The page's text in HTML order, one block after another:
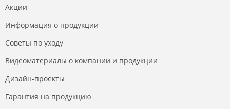
Акции
Информация о продукции
Советы по уходу
Видеоматериалы о компании и продукции
Дизайн-проекты
Гарантия на продукцию